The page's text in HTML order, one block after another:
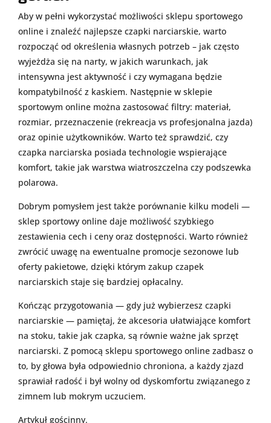
Aby w pełni wykorzystać możliwości sklepu sportowego
online i znaleźć najlepsze czapki narciarskie, warto
rozpocząć od określenia własnych potrzeb – jak często
wyjeżdża się na narty, w jakich warunkach, jak
intensywna jest aktywność i czy wymagana będzie
kompatybilność z kaskiem. Następnie w sklepie
sportowym online można zastosować filtry: materiał,
rozmiar, przeznaczenie (rekreacja vs profesjonalna jazda)
oraz opinie użytkowników. Warto też sprawdzić, czy
czapka narciarska posiada technologie wspierające
komfort, takie jak warstwa wiatroszczelna czy podszewka
polarowa.
Dobrym pomysłem jest także porównanie kilku modeli —
sklep sportowy online daje możliwość szybkiego
zestawienia cech i ceny oraz dostępności. Warto również
zwrócić uwagę na ewentualne promocje sezonowe lub
oferty pakietowe, dzięki którym zakup czapek
narciarskich staje się bardziej opłacalny.
Kończąc przygotowania — gdy już wybierzesz czapki
narciarskie — pamiętaj, że akcesoria ułatwiające komfort
na stoku, takie jak czapka, są równie ważne jak sprzęt
narciarski. Z pomocą sklepu sportowego online zadbasz o
to, by głowa była odpowiednio chroniona, a każdy zjazd
sprawiał radość i był wolny od dyskomfortu związanego z
zimnem lub mokrym uczuciem.
Artykuł gościnny.